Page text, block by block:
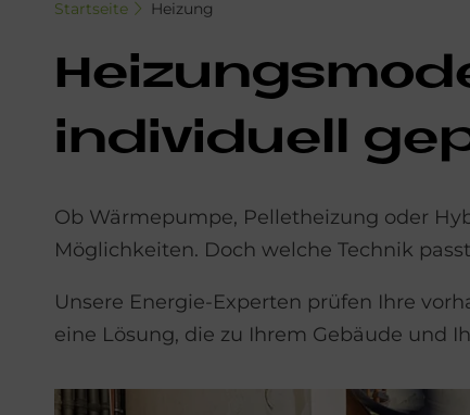
Startseite Heizung
in­di­vi­du­ell
Ob Wärmepumpe, Pelletheizung oder
Möglichkeiten. Doch welche Technik
Unsere Energie-Experten prüfen Ihre
eine Lösung, die zu Ihrem Gebäude und